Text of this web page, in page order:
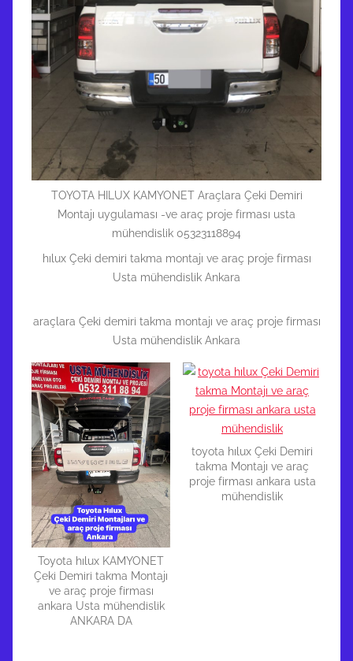
TOYOTA HILUX KAMYONET Araçlara Çeki Demiri
Montajı uygulaması -ve araç proje firması usta
mühendislik 05323118894
hılux Çeki demiri takma montajı ve araç proje firması
Usta mühendislik Ankara
araçlara Çeki demiri takma montajı ve araç proje firması
Usta mühendislik Ankara
Toyota hılux KAMYONET
Çeki Demiri takma Montajı
ve araç proje firması
ankara Usta mühendislik
ANKARA DA
toyota hılux Çeki Demiri
takma Montajı ve araç
proje firması ankara usta
mühendislik